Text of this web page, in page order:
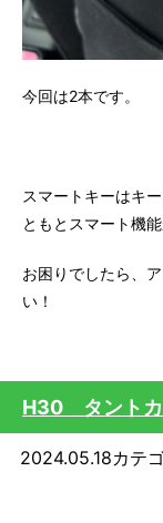
今回は2本です。
スマートキーはキ
ともとスマート機
お困りでしたら、
い！
H30 タントカ
2024.05.18カテ